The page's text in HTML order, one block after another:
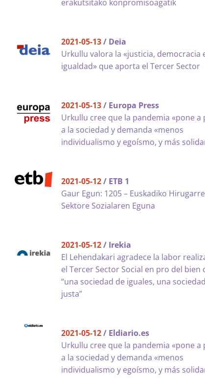
erakutsitako konpromisoagatik
2021-05-13/ Deia
Urkullu valora la «justicia, democracia
igualdad» que aporta el Tercer Sector
2021-05-13/ Europa Press
Urkullu cree que la pandemia «pone a
a la sociedad y demanda «menos
individualismo y egoísmo, y más
2021-05-12/ ETB 1
Gaur Egun: 1205 – Euskadiko
Sektore Sozialaren Eguna
2021-05-12/ Irekia
El Lehendakari agradece la labor
el Tercer Sector Social en pro del bien
“una sociedad de iguales, una
justa”
2021-05-12/ Eldiario.es
Urkullu cree que la pandemia «pone a
a la sociedad y demanda «menos
individualismo y egoísmo, y más